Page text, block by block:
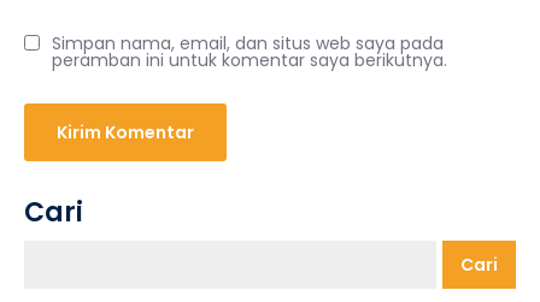
Simpan nama, email, dan situs web saya pada
peramban ini untuk komentar saya berikutnya.
Cari
Cari